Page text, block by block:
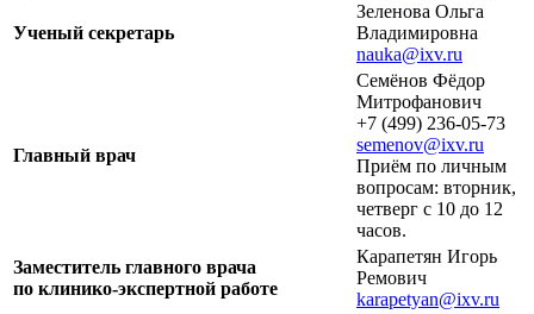
Ученый секретарь
Зеленова Ольга
Владимировна
nauka@ixv.ru
Главный врач
Семёнов Фёдор
Митрофанович
+7 (499) 236-05-73
semenov@ixv.ru
Приём по личным
вопросам: вторник,
четверг с 10 до 12
часов.
Заместитель главного врача
по клинико-экспертной работе
Карапетян Игорь
Ремович
karapetyan@ixv.ru